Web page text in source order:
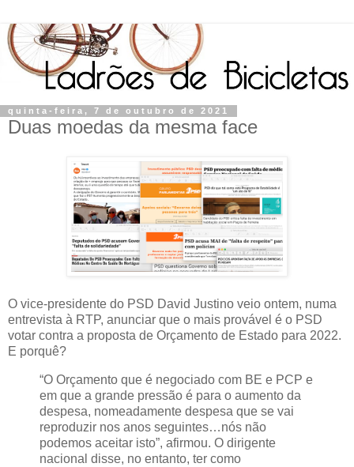
quinta-feira, 7 de outubro de 2021
Duas moedas da mesma face
O vice-presidente do PSD David Justino veio ontem, numa
entrevista à RTP, anunciar que o mais provável é o PSD
votar contra a proposta de Orçamento de Estado para 2022.
E porquê?
“O Orçamento que é negociado com BE e PCP e
em que a grande pressão é para o aumento da
despesa, nomeadamente despesa que se vai
reproduzir nos anos seguintes…nós não
podemos aceitar isto”, afirmou. O dirigente
nacional disse, no entanto, ter como